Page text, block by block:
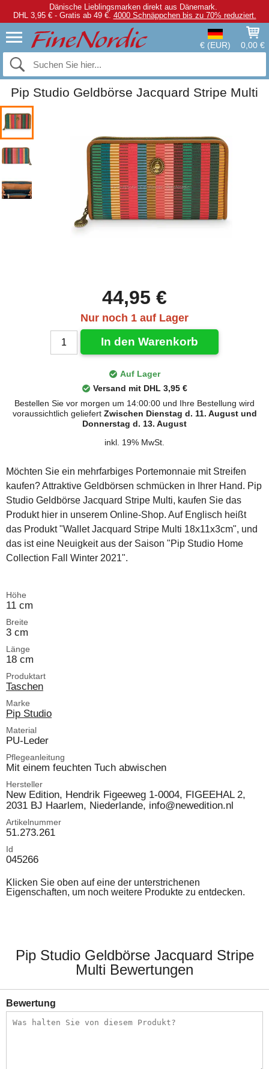
Dänische Lieblingsmarken direkt aus Dänemark.
DHL 3,95 € - Gratis ab 49 €. 4000 Schnäppchen bis zu 70% reduziert.
€ (EUR) 0,00 €
Pip Studio Geldbörse Jacquard Stripe Multi
44,95 €
Nur noch 1 auf Lager
In den Warenkorb
Auf Lager
Versand mit DHL 3,95 €
Bestellen Sie vor morgen um 14:00:00 und Ihre Bestellung wird
voraussichtlich geliefert Zwischen Dienstag d. 11. August und
Donnerstag d. 13. August
inkl. 19% MwSt.
Möchten Sie ein mehrfarbiges Portemonnaie mit Streifen
kaufen? Attraktive Geldbörsen schmücken in Ihrer Hand. Pip
Studio Geldbörse Jacquard Stripe Multi, kaufen Sie das
Produkt hier in unserem Online-Shop. Auf Englisch heißt
das Produkt "Wallet Jacquard Stripe Multi 18x11x3cm", und
das ist eine Neuigkeit aus der Saison "Pip Studio Home
Collection Fall Winter 2021".
Höhe
11 cm
Breite
3 cm
Länge
18 cm
Produktart
Taschen
Marke
Pip Studio
Material
PU-Leder
Pflegeanleitung
Mit einem feuchten Tuch abwischen
Hersteller
New Edition, Hendrik Figeeweg 1-0004, FIGEEHAL 2,
2031 BJ Haarlem, Niederlande, info@newedition.nl
Artikelnummer
51.273.261
Id
045266
Klicken Sie oben auf eine der unterstrichenen
Eigenschaften, um noch weitere Produkte zu entdecken.
Pip Studio Geldbörse Jacquard Stripe
Multi Bewertungen
Bewertung